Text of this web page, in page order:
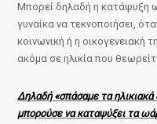
Μπορεί δηλαδή η κατάψυξη
γυναίκα να τεκνοποιήσει,
κοινωνική ή η οικογενειακή
ακόμα σε ηλικία που
Δηλαδή «σπάσαμε τα ηλικιακά
μπορούσε να καταψύξει τα